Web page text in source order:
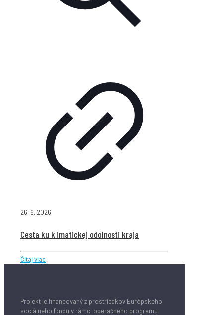
26. 6. 2026
Cesta ku klimatickej odolnosti kraja
Čítaj viac
Projekt je financovaný z prostriedkov Európskeho
sociálneho fondu v rámci operačného programu